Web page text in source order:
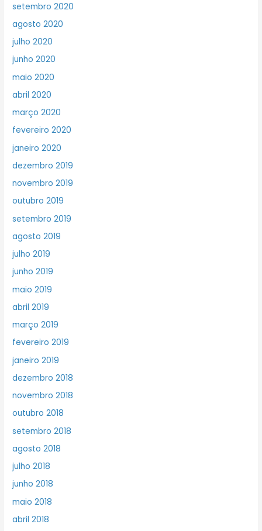
setembro 2020
agosto 2020
julho 2020
junho 2020
maio 2020
abril 2020
março 2020
fevereiro 2020
janeiro 2020
dezembro 2019
novembro 2019
outubro 2019
setembro 2019
agosto 2019
julho 2019
junho 2019
maio 2019
abril 2019
março 2019
fevereiro 2019
janeiro 2019
dezembro 2018
novembro 2018
outubro 2018
setembro 2018
agosto 2018
julho 2018
junho 2018
maio 2018
abril 2018